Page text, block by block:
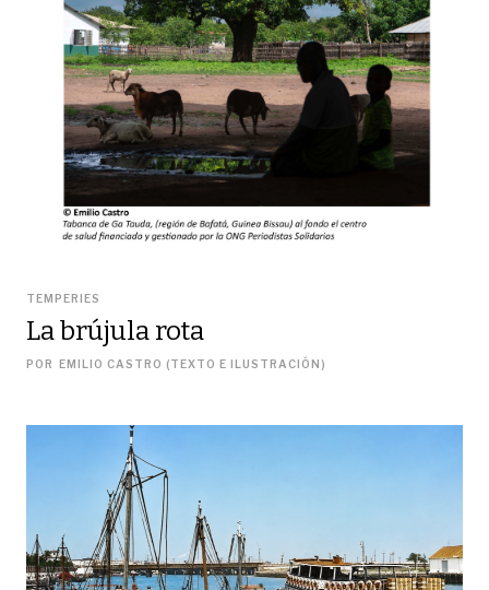
TEMPERIES
La brújula rota
POR EMILIO CASTRO (TEXTO E ILUSTRACIÓN)